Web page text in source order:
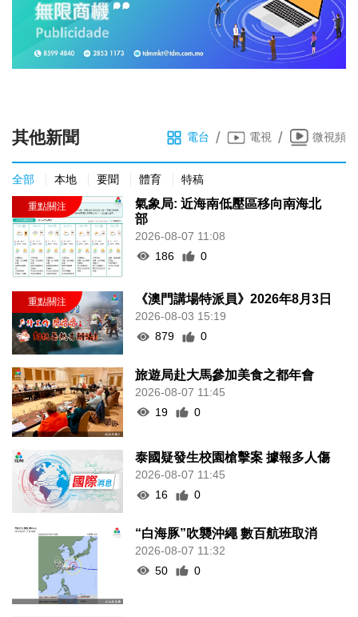
其他新聞 電台 / 電視 / 微視頻
全部 本地 要聞 體育 特稿
氣象局: 近海南低壓區移向南海北
部
2026-08-07 11:08
186
0
《澳門講場特派員》2026年8月3日
2026-08-03 15:19
879
0
旅遊局赴大馬參加美食之都年會
2026-08-07 11:45
19
0
泰國疑發生校園槍擊案 據報多人傷
2026-08-07 11:45
16
0
“白海豚”吹襲沖繩 數百航班取消
2026-08-07 11:32
50
0